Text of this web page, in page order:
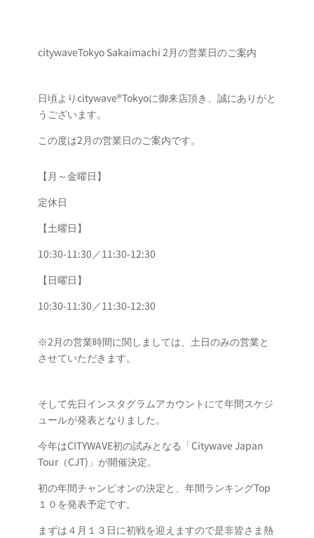
citywaveTokyo Sakaimachi 2月の営業日のご案内
日頃よりcitywave®Tokyoに御来店頂き、誠にありがと
うございます。
この度は2月の営業日のご案内です。
【月～金曜日】
定休日
【土曜日】
10:30-11:30／11:30-12:30
【日曜日】
10:30-11:30／11:30-12:30
※2月の営業時間に関しましては、土日のみの営業と
させていただきます。
そして先日インスタグラムアカウントにて年間スケジ
ュールが発表となりました。
今年はCITYWAVE初の試みとなる「Citywave Japan
Tour（CJT)」が開催決定。
初の年間チャンピオンの決定と、年間ランキングTop
１０を発表予定です。
まずは４月１３日に初戦を迎えますので是非皆さま熱